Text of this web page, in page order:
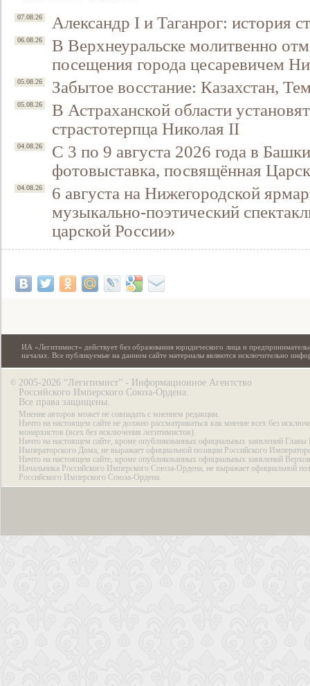
07.08.26 Александр I и Таганрог: история
06.08.26
В Верхнеуральске молитвенно
посещения города цесаревичем
05.08.26 Забытое восстание: Казахстан,
05.08.26
В Астраханской области
страстотерпца Николая II
04.08.26
С 3 по 9 августа 2026 года в
фотовыставка, посвящённая
04.08.26
6 августа на Нижегородской
музыкально-поэтический
царской России»
ИА «Легитимист» действует без образования юридического лица и
началах. Все публикуемые на данном сайте материалы являются исключительно
© 2005-2026 “Легитимист” - Информационное Агентство
Российского Имперского Союза-Ордена.
Все права защищены.
Мнение авторов может не совпадать с мнением редакции.
Ничто на настоящем сайте не должно рассматриваться как мнение всех без
монархистов (всех без исключения легитимистов).
Ничто на настоящем сайте, кроме опубликованных официальных заявлений Главы
Императорского Дома, не выражает официальной позиции Российского
Ничто на настоящем сайте, кроме опубликованных официальных заявлений
Начальника Российского Имперского Союза-Ордена, не выражает официальной
Российского Имперского Союза-Ордена.